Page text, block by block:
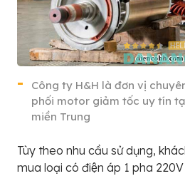
Công ty H&H là đơn vị
phối motor giảm tốc uy tín
miền Trung
Tùy theo nhu cầu sử dụng,
mua loại có điện áp 1 pha